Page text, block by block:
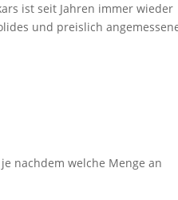
ist seit Jahren immer wieder
und preislich
nachdem welche Menge an